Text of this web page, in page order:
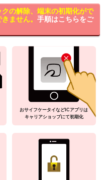
の解除、端末の初期化がで
ません。 手順はこちらをご
おサイフケータイなどICアプリは
キャリアショップにて初期化